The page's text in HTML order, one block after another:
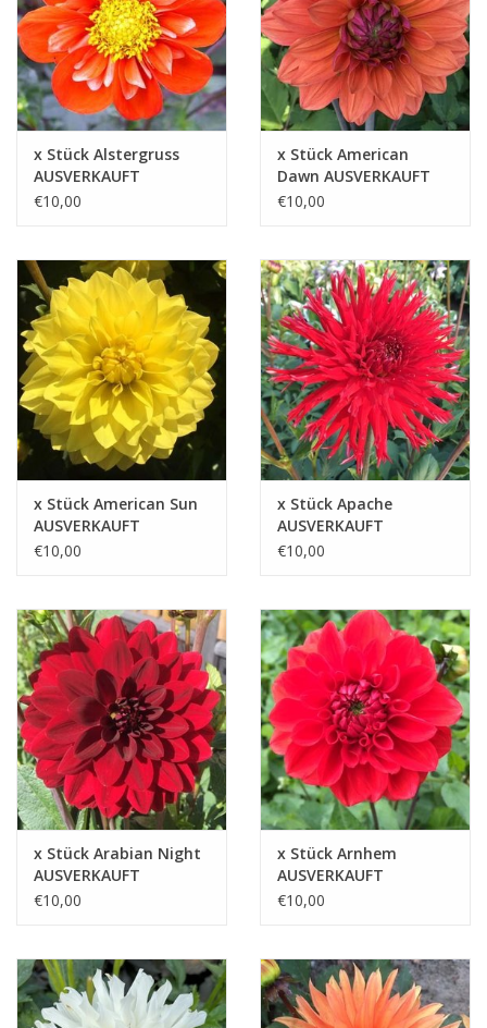
x Stück Alstergruss
AUSVERKAUFT
€10,00
x Stück American
Dawn AUSVERKAUFT
€10,00
x Stück American Sun
AUSVERKAUFT
€10,00
x Stück Apache
AUSVERKAUFT
€10,00
x Stück Arabian Night
AUSVERKAUFT
€10,00
x Stück Arnhem
AUSVERKAUFT
€10,00